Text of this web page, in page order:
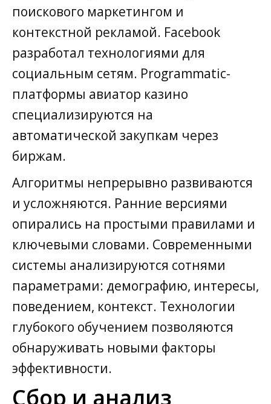
поискового маркетингом и
контекстной рекламой. Facebook
разработал технологиями для
социальным сетям. Programmatic-
платформы авиатор казино
специализируются на
автоматической закупкам через
биржам.
Алгоритмы непрерывно развиваются
и усложняются. Ранние версиями
опирались на простыми правилами и
ключевыми словами. Современными
системы анализируются сотнями
параметрами: демографию, интересы,
поведением, контекст. Технологии
глубокого обучением позволяются
обнаруживать новыми факторы
эффективности.
Сбор и анализ